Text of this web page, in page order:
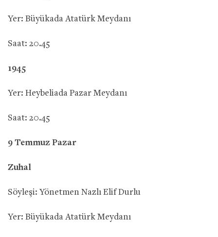
Yer: Büyükada Atatürk Meydanı
Saat: 20.45
1945
Yer: Heybeliada Pazar Meydanı
Saat: 20.45
9 Temmuz Pazar
Zuhal
Söyleşi: Yönetmen Nazlı Elif Durlu
Yer: Büyükada Atatürk Meydanı